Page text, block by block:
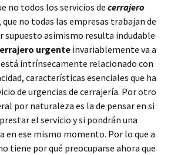
no todos los servicios de cerrajero
que no todas las empresas trabajan de
supuesto asimismo resulta indudable
urgente invariablemente va a
intrínsecamente relacionado con
características esenciales que ha
de urgencias de cerrajería. Por otro
por naturaleza es la de pensar en si
el servicio y si pondrán una
en ese mismo momento. Por lo que a
tiene por qué preocuparse ahora que